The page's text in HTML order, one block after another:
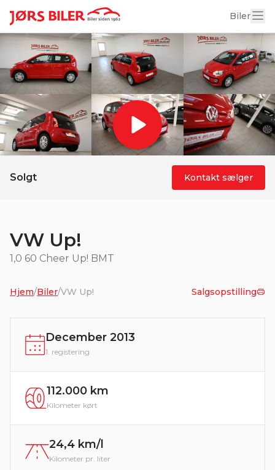
Biler
17 billeder
Solgt Kontakt sælger
VW Up!
1,0 60 Cheer Up! BMT
Hjem/Biler/VW Up! Salgsopstilling
December 2013
1. registering
112.000 km
Kilometer kørt
24,4 km/l
Kilometer pr. liter